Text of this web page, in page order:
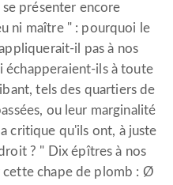
présenter encore
ni maître " : pourquoi le
il pas à nos
échapperaient-ils à toute
tels des quartiers de
ou leur marginalité
critique qu'ils ont, à juste
? " Dix épîtres à nos
cette chape de plomb : Ø